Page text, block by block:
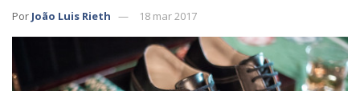
Por João Luis Rieth 18 mar 2017